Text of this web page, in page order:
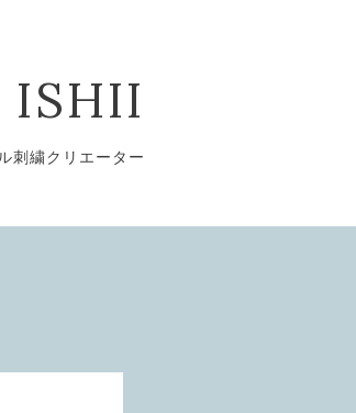
ISHII
刺繍クリエーター